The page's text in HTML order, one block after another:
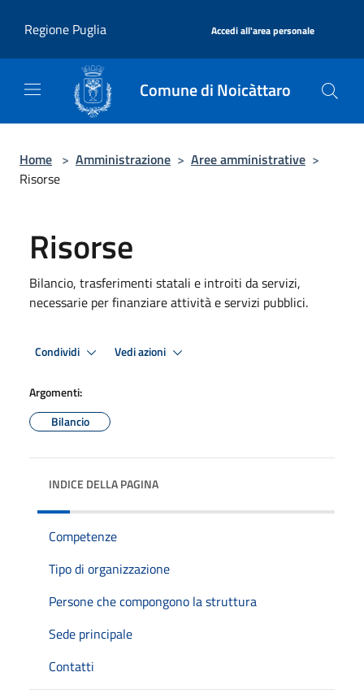
Regione Puglia
Accedi all'area personale
Comune di Noicàttaro
Home > Amministrazione > Aree amministrative >
Risorse
Risorse
Bilancio, trasferimenti statali e introiti da servizi,
necessarie per finanziare attività e servizi pubblici.
Condividi Vedi azioni
Argomenti:
Bilancio
INDICE DELLA PAGINA
Competenze
Tipo di organizzazione
Persone che compongono la struttura
Sede principale
Contatti